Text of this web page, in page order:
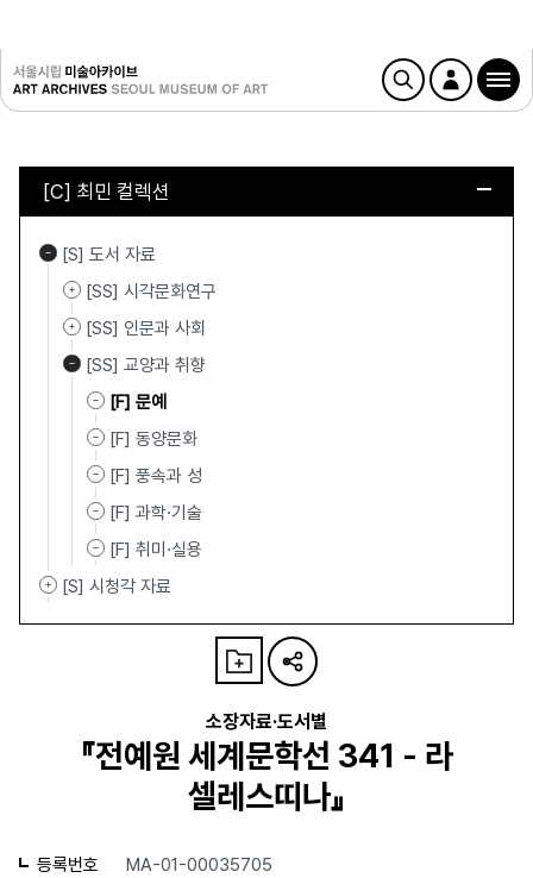
[C] 최민 컬렉션
[S] 도서 자료
[SS] 시각문화연구
[SS] 인문과 사회
[SS] 교양과 취향
[F] 문예
[F] 동양문화
[F] 풍속과 성
[F] 과학·기술
[F] 취미·실용
[S] 시청각 자료
소장자료·도서별
『전예원 세계문학선 341 - 라
셀레스띠나』
등록번호 MA-01-00035705